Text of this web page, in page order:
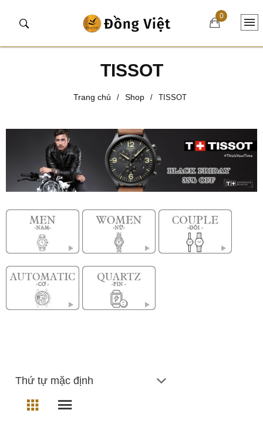
0
TISSOT
Trang chủ / Shop / TISSOT